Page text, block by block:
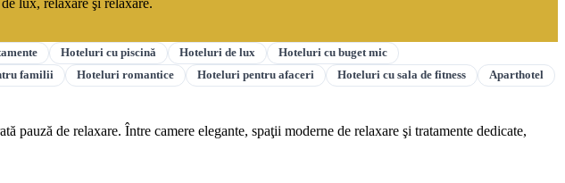
Hoteluri cu piscină Hoteluri de lux
Hoteluri cu buget mic
familii Hoteluri romantice Hoteluri pentru afaceri Hoteluri cu sala de fitness
Aparthotel
de relaxare. Între camere elegante, spaţii moderne de relaxare şi tratamente dedicate,